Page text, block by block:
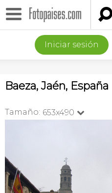

Iniciar sesión
Baeza, Jaén, España
Tamaño: 653x490 